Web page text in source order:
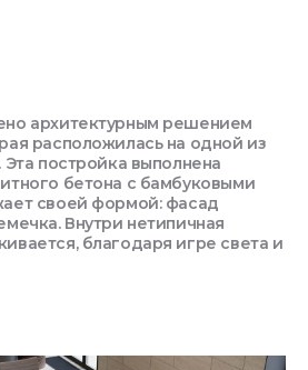
архитектурным решением
расположилась на одной из
Эта постройка выполнена
бетона с бамбуковыми
своей формой: фасад
Внутри нетипичная
благодаря игре света и